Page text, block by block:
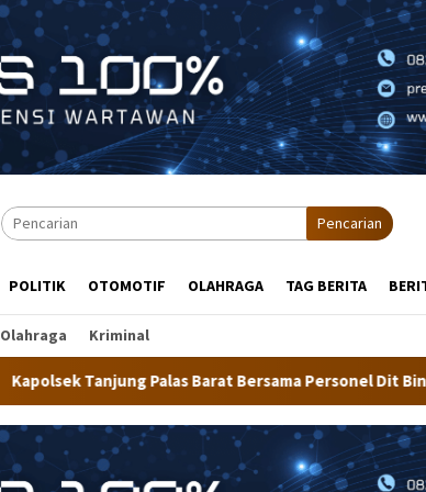
Pencarian
POLITIK OTOMOTIF OLAHRAGA TAG BERITA
Kriminal
Personel Dit Binmas Polda Kaltara Salurkan